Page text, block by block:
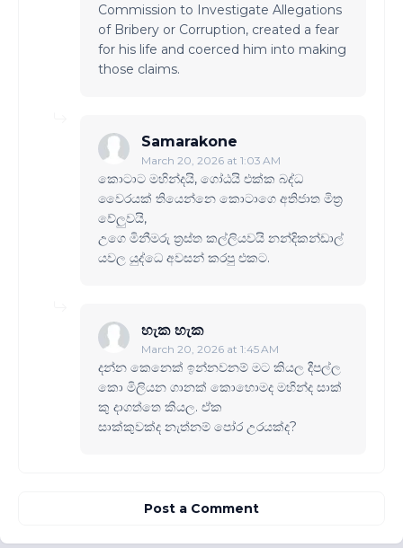
Commission to Investigate Allegations
of Bribery or Corruption, created a fear
for his life and coerced him into making
those claims.
Samarakone
March 20, 2026 at 1:03 AM
කොටාට මහින්දයි, ගෝඨයි එක්ක බද්ධ
වෛරයක් තියෙන්නෙ කොටාගෙ අතිජාත මිත්‍ර
වේලුවයි,
උගෙ මිනීමරු ත්‍රස්ත කල්ලියවයි නන්දිකන්ඩාල්
යවල යුද්ධෙ අවසන් කරපු එකට.
හැක හැක
March 20, 2026 at 1:45 AM
දන්න කෙනෙක් ඉන්නවනම් මට කියල දීපල්ල
කො මිලියන ගානක් කොහොමද මහින්ද සාක්
කු දාගත්තෙ කියල. ඒක
සාක්කුවක්ද නැත්නම් පෝර උරයක්ද?
Post a Comment